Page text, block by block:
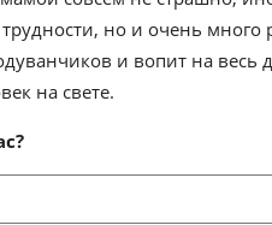
но и очень много
и вопит на весь
на свете.